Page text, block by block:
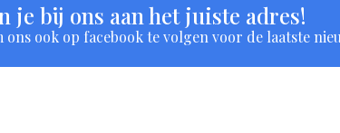
je bij ons aan het juiste adres!
ook op facebook te volgen voor de laatste